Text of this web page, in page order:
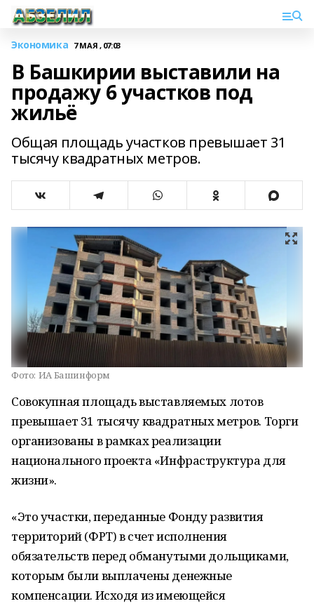
Экономика 7 МАЯ , 07:03
В Башкирии выставили на
продажу 6 участков под
жильё
Общая площадь участков превышает 31
тысячу квадратных метров.
Фото: ИА Башинформ
Совокупная площадь выставляемых лотов
превышает 31 тысячу квадратных метров. Торги
организованы в рамках реализации
национального проекта «Инфраструктура для
жизни».
«Это участки, переданные Фонду развития
территорий (ФРТ) в счет исполнения
обязательств перед обманутыми дольщиками,
которым были выплачены денежные
компенсации. Исходя из имеющейся